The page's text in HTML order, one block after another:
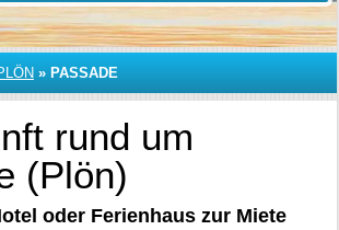
» PASSADE
rund um
(Plön)
oder Ferienhaus zur Miete